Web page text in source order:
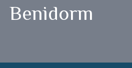
Benidorm